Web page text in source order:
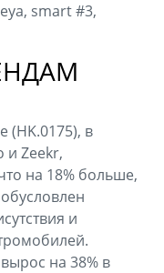
smart #3,
(HK.0175), в
и Zeekr,
на 18% больше,
и
на 38% в